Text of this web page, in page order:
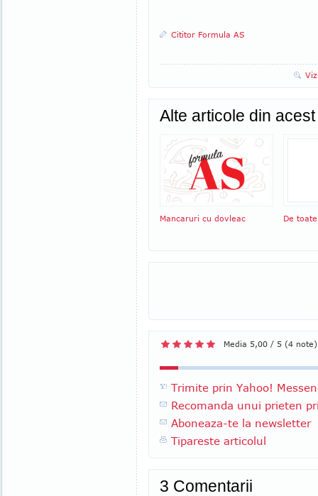
Cititor Formula AS
Alte articole din
Mancaruri cu dovleac De toate
Media 5,00 / 5 (4 note)
Trimite prin Yahoo!
Recomanda unui prieten
Aboneaza-te la newsletter
Tipareste articolul
3 Comentarii